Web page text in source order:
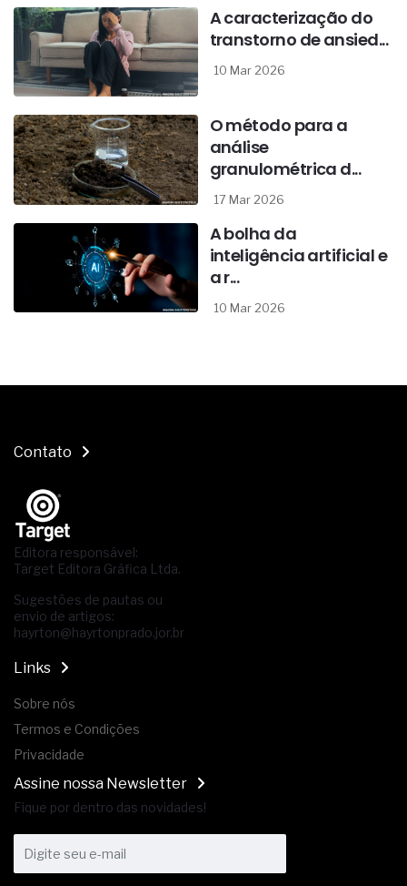
A caracterização do
transtorno de ansied...
10 Mar 2026
O método para a
análise
granulométrica d...
17 Mar 2026
A bolha da
inteligência artificial e
a r...
10 Mar 2026
Contato
Editora responsável:
Target Editora Gráfica Ltda.
Sugestões de pautas ou
envio de artigos:
hayrton@hayrtonprado.jor.br
Links
Sobre nós
Termos e Condições
Privacidade
Assine nossa Newsletter
Fique por dentro das novidades!